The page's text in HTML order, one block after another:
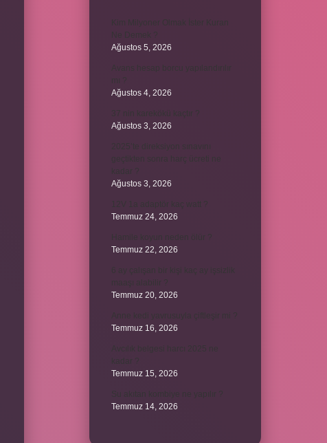
Kim Milyoner Olmak İster Kuran
Ağustos 5, 2026
Avans hesap borcu yapılandırılır
Ağustos 4, 2026
Ağustos 3, 2026
2025’te direksiyon sınavını
Ağustos 3, 2026
Temmuz 24, 2026
Temmuz 22, 2026
Temmuz 20, 2026
Temmuz 16, 2026
Temmuz 15, 2026
Temmuz 14, 2026